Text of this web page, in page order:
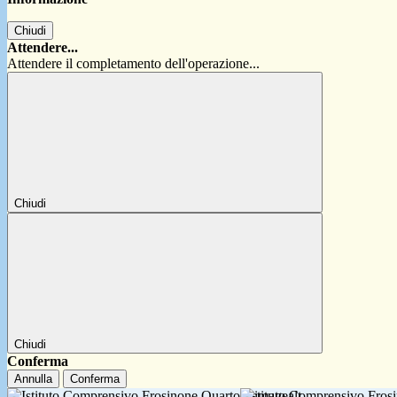
Chiudi
Attendere...
Attendere il completamento dell'operazione...
Chiudi
Chiudi
Conferma
Annulla Conferma